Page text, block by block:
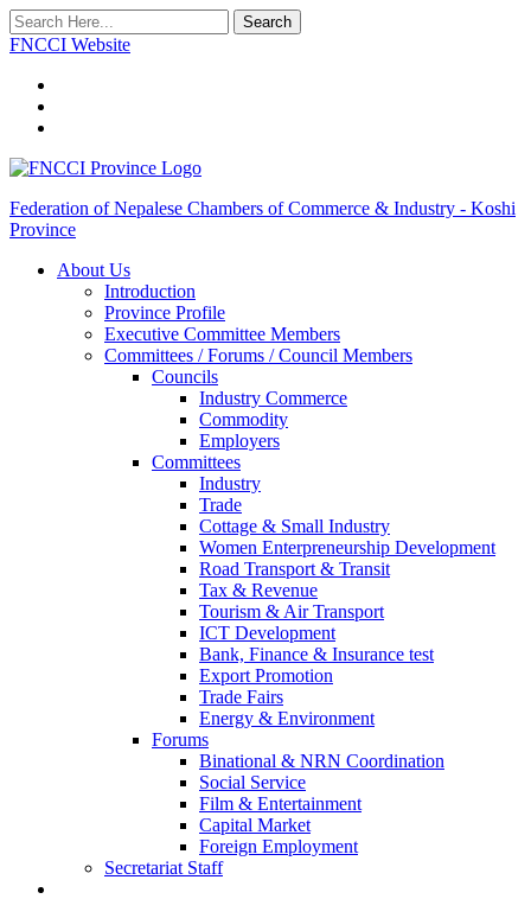
Search
FNCCI Website
Federation of Nepalese Chambers of Commerce & Industry - Koshi
Province
About Us
Introduction
Province Profile
Executive Committee Members
Committees / Forums / Council Members
Councils
Industry Commerce
Commodity
Employers
Committees
Industry
Trade
Cottage & Small Industry
Women Enterpreneurship Development
Road Transport & Transit
Tax & Revenue
Tourism & Air Transport
ICT Development
Bank, Finance & Insurance test
Export Promotion
Trade Fairs
Energy & Environment
Forums
Binational & NRN Coordination
Social Service
Film & Entertainment
Capital Market
Foreign Employment
Secretariat Staff